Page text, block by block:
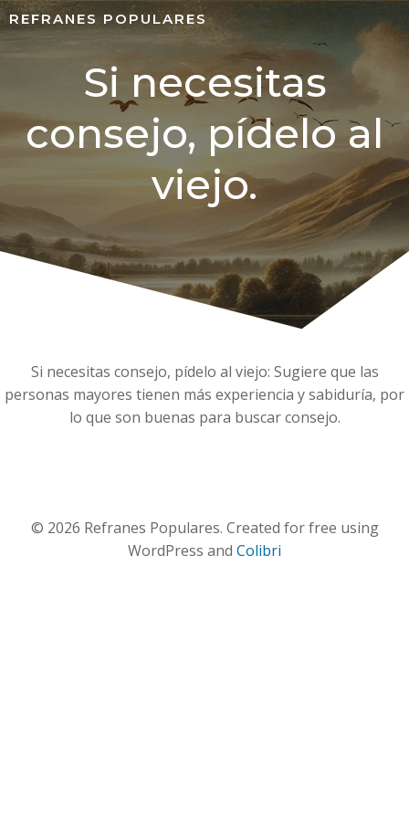
REFRANES POPULARES
Si necesitas
consejo, pídelo al
viejo.
Si necesitas consejo, pídelo al viejo: Sugiere que las
personas mayores tienen más experiencia y sabiduría, por
lo que son buenas para buscar consejo.
© 2026 Refranes Populares. Created for free using
WordPress and Colibri